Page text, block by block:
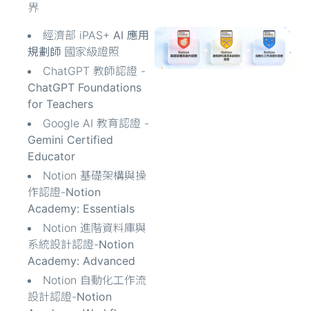
界
經濟部 iPAS+ AI 應用
規劃師 國家級證照
ChatGPT 教師認證 -
ChatGPT Foundations
for Teachers
Google AI 教育認證 -
Gemini Certified
Educator
Notion 基礎架構與操
作認證-Notion
Academy: Essentials
Notion 進階資料庫與
系統設計認證-Notion
Academy: Advanced
Notion 自動化工作流
設計認證-Notion